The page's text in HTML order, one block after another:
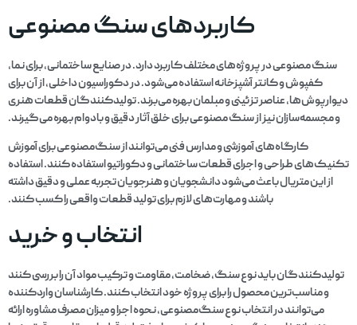
کاربردهای سنگ مصنوعی
سنگ مصنوعی در پروژه‌های مختلف کاربرد دارد. در صنایع ساختمانی، برای نما،
کفپوش و کانتر آشپزخانه استفاده می‌شود. در دکوراسیون داخلی، از آن برای
دیوارپوش‌ها، عناصر تزئینی و مبلمان بهره می‌برند. تولیدکنندگان قطعات هنری
و مجسمه‌سازان نیز از سنگ مصنوعی برای خلق آثار دقیق و بادوام بهره می‌گیرند.
کارگاه‌های آموزشی و مدارس فنی می‌توانند از سنگ‌مصنوعی برای آموزش
تکنیک‌های طراحی و اجرای قطعات ساختمانی و دکوراتیو استفاده کنند. استفاده
از این متریال باعث می‌شود دانشجویان و هنرجویان تجربه عملی و دقیق داشته
باشند و مهارت‌های لازم برای تولید قطعات واقعی را کسب کنند.
انتخاب و خرید
تولیدکنندگان باید نوع سنگ، ضخامت، مقاومت و ترکیب مواد آن را بررسی کنند
و مناسب‌ترین محصول را برای پروژه خود انتخاب کنند. کارشناسان واردکننده
می‌توانند در انتخاب نوع سنگ‌مصنوعی، نحوه اجرا و میزان مصرف مشاوره ارائه